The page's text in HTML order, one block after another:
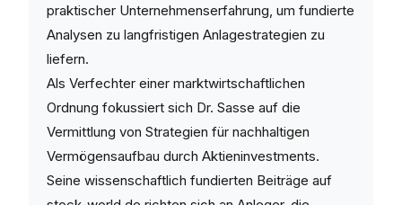
praktischer Unternehmenserfahrung, um fundierte
Analysen zu langfristigen Anlagestrategien zu
liefern.
Als Verfechter einer marktwirtschaftlichen
Ordnung fokussiert sich Dr. Sasse auf die
Vermittlung von Strategien für nachhaltigen
Vermögensaufbau durch Aktieninvestments.
Seine wissenschaftlich fundierten Beiträge auf